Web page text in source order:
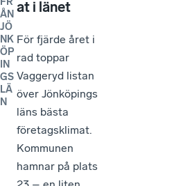
ÅN
JÖ
NK
ÖP
IN
GS
LÄ
N
at i länet
För fjärde året i
rad toppar
Vaggeryd listan
över Jönköpings
läns bästa
företagsklimat.
Kommunen
hamnar på plats